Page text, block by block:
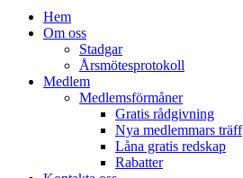
Hem
Om oss
Stadgar
Årsmötesprotokoll
Medlem
Medlemsförmåner
Gratis rådgivning
Nya medlemmars träff
Låna gratis redskap
Rabatter